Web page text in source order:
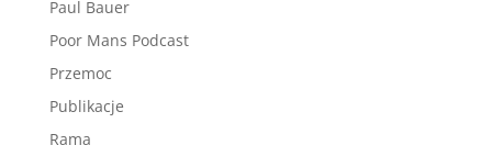
Paul Bauer
Poor Mans Podcast
Przemoc
Publikacje
Rama